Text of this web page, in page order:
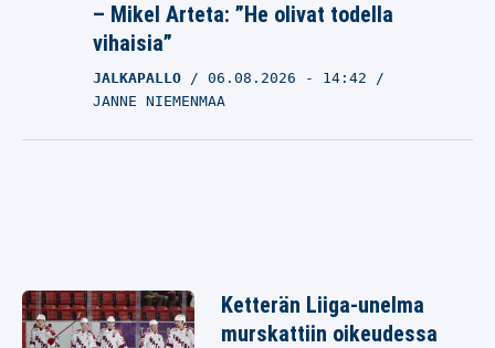
– Mikel Arteta: ”He olivat todella
vihaisia”
JALKAPALLO 06.08.2026 - 14:42
JANNE NIEMENMAA
Ketterän Liiga-unelma
murskattiin oikeudessa